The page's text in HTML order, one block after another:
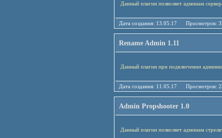
Данный плагин позволяет админам
Дата создания: 13.05.17
Rename Admin 1.11
Данный плагин при подключении
Дата создания: 11.05.17
Admin Propshooter 1.0
Данный плагин позволяет админам